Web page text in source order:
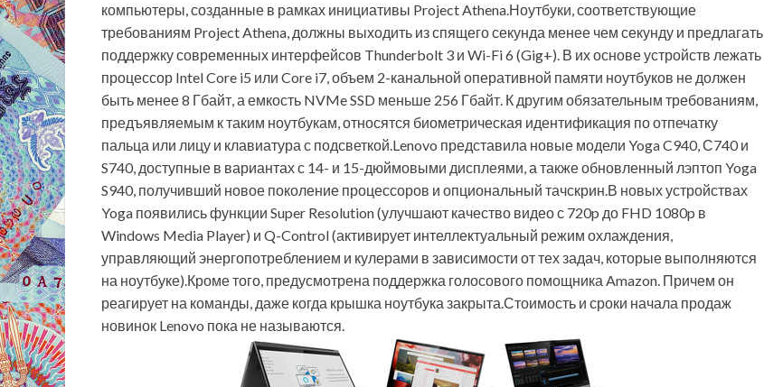
компьютеры, созданные в рамках инициативы Project Athena.Ноутбуки, соответствующие
требованиям Project Athena, должны выходить из спящего секунда менее чем секунду и предлагать
поддержку современных интерфейсов Thunderbolt 3 и Wi-Fi 6 (Gig+). В их основе устройств лежать
процессор Intel Core i5 или Core i7, объем 2-канальной оперативной памяти ноутбуков не должен
быть менее 8 Гбайт, а емкость NVMe SSD меньше 256 Гбайт. К другим обязательным требованиям,
предъявляемым к таким ноутбукам, относятся биометрическая идентификация по отпечатку
пальца или лицу и клавиатура с подсветкой.Lenovo представила новые модели Yoga C940, С740 и
S740, доступные в вариантах с 14- и 15-дюймовыми дисплеями, а также обновленный лэптоп Yoga
S940, получивший новое поколение процессоров и опциональный тачскрин.В новых устройствах
Yoga появились функции Super Resolution (улучшают качество видео с 720p до FHD 1080p в
Windows Media Player) и Q-Control (активирует интеллектуальный режим охлаждения,
управляющий энергопотреблением и кулерами в зависимости от тех задач, которые выполняются
на ноутбуке).Кроме того, предусмотрена поддержка голосового помощника Amazon. Причем он
реагирует на команды, даже когда крышка ноутбука закрыта.Стоимость и сроки начала продаж
новинок Lenovo пока не называются.